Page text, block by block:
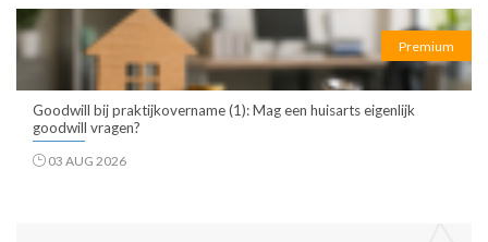
Premium
Goodwill bij praktijkovername (1): Mag een huisarts eigenlijk
goodwill vragen?
03 AUG 2026